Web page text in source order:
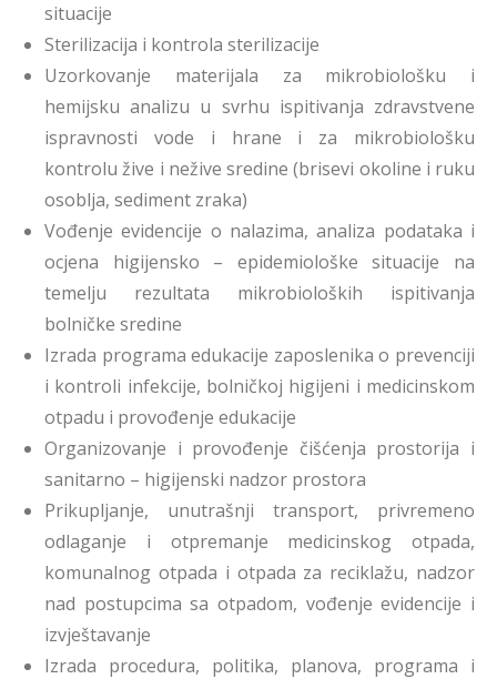
situacije
Sterilizacija i kontrola sterilizacije
Uzorkovanje materijala za mikrobiološku i
hemijsku analizu u svrhu ispitivanja zdravstvene
ispravnosti vode i hrane i za mikrobiološku
kontrolu žive i nežive sredine (brisevi okoline i ruku
osoblja, sediment zraka)
Vođenje evidencije o nalazima, analiza podataka i
ocjena higijensko – epidemiološke situacije na
temelju rezultata mikrobioloških ispitivanja
bolničke sredine
Izrada programa edukacije zaposlenika o prevenciji
i kontroli infekcije, bolničkoj higijeni i medicinskom
otpadu i provođenje edukacije
Organizovanje i provođenje čišćenja prostorija i
sanitarno – higijenski nadzor prostora
Prikupljanje, unutrašnji transport, privremeno
odlaganje i otpremanje medicinskog otpada,
komunalnog otpada i otpada za reciklažu, nadzor
nad postupcima sa otpadom, vođenje evidencije i
izvještavanje
Izrada procedura, politika, planova, programa i